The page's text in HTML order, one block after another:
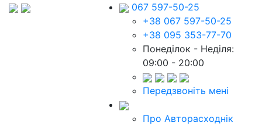
067 597-50-25
+38 067 597-50-25
+38 095 353-77-70
Понеділок - Неділя:
09:00 - 20:00
Передзвоніть мені
Про Авторасходнік